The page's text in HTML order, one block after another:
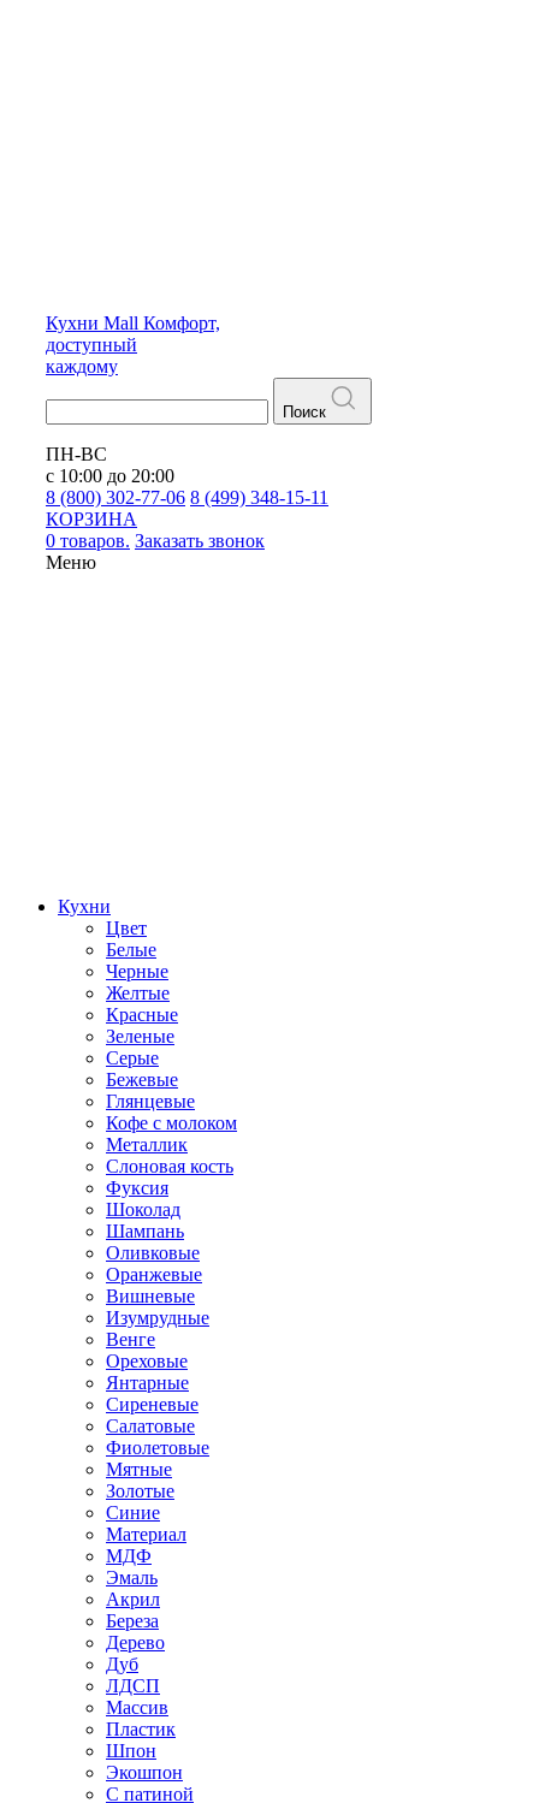
Кухни Mall Комфорт,
доступный
каждому
Поиск
ПН-ВС
с 10:00 до 20:00
8 (800) 302-77-06 8 (499) 348-15-11
КОРЗИНА
0 товаров. Заказать звонок
Меню
Кухни
Цвет
Белые
Черные
Желтые
Красные
Зеленые
Серые
Бежевые
Глянцевые
Кофе с молоком
Металлик
Слоновая кость
Фуксия
Шоколад
Шампань
Оливковые
Оранжевые
Вишневые
Изумрудные
Венге
Ореховые
Янтарные
Сиреневые
Салатовые
Фиолетовые
Мятные
Золотые
Синие
Материал
МДФ
Эмаль
Акрил
Береза
Дерево
Дуб
ЛДСП
Массив
Пластик
Шпон
Экошпон
С патиной